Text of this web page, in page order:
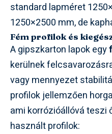
standard lapméret
1250×2500 mm, de
Fém profilok és
A gipszkarton lapok egy
kerülnek
vagy mennyezet
profilok jellemzően
ami korrózióállóvá teszi
használt profilok: